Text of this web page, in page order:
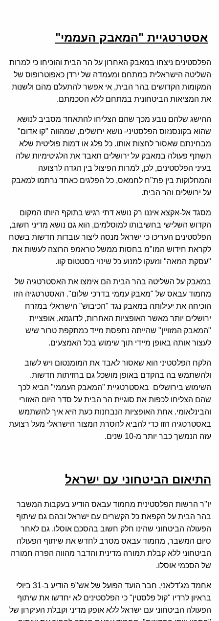
אסטרטגיית "המאבק העממי"
הפלסטינים ניצחו במאבק האחרון על הר הבית והוכיחו כי למרות
השליטה הישראלית במתחם ומעמדה של ירדן כאפוטרופוס של
המקומות הקדושים בהר הבית, אי אפשר להתעלם מהם ולשנות
את המציאות הביטחונית במתחם ללא הסכמתם.
ההישג שלהם נובע מכך שהם הצליחו להתאחד מסביב לנושא
שהוא בקונסנזוס הפלסטיני- נושא ירושלים, שמהווה "קו אדום"
מבחינתם שאסור לחצות אותו. כל פלג או דמות פוליטית שלא
תשתף פעולה במאבק על ירושלים תאבד את הלגיטימיות שלה
בעיני הפלסטינים, לכן, למרות הפיצול בין הגדה לרצועה
והמחלוקות בין פת"ח לחמאס, כל הפלגים כאחד נרתמו למאבק
על ירושלים והר הבית.
מסגד אל-אקצא איננו רק נושא דתי רגיש בתוקף היותו המקום
הקדוש השלישי בחשיבותו למוסלמים, הוא גם נושא מדיני חשוב,
הפלסטינים העריכו כי ישראל מנסה ליצור עובדות חדשות בשטח
לקראת חידוש המו"מ בחסות ממשל טראמפ הרוצה לעשות את
"עסקת המאה" ונזעקו למנוע כל שינוי בסטטוס קוו.
במאבק על השליטה בהר הבית הם אימצו את האסטרטגיה של
מחמוד עבאס של "מאבק עממי בדרכי שלום". האסטרטגיה הזו
הוכיחה את יעילותה במאבק נגד "הכיבוש" הישראלי במזרח
ירושלים יותר מאשר האופציות האחרות, לדוגמא, אופציית
"המאבק המזויין" שהייתה נתפסת מייד כמתקפת טרור שיש
לעצור אותה באופן מיידי תוך שימוש בכל האמצעים.
הלקח הפלסטיני הוא שאסור לאבד את המומנטום ויש לשוב
ולהשתמש בה בהקדם באופן מושכל גם בחזיתות חדשות.
השימוש בירושלים באסטרטגיית "המאבק העממי" הביא לכך
שהם הצליחו לכפות את סוגיית הר הבית על סדר היום האזורי
והבינלאומי. אחת האופציות הנבחנות כעת היא איך להשתמש
באסטרטגיה הזו כדי להביא להסרת המצור הישראלי מעל רצועת
עזה הנמשך כבר יותר מ-10 שנים.
התיאום הביטחוני עם ישראל
יו"ר הרשות הפלסטינית מחמוד עבאס הודיע בעקבות המשבר
בהר הבית על הקפאת כל הקשרים עם ישראל ובהם גם שיתוף
הפעולה הביטחוני שהינו חלק חשוב בהסכם אוסלו. גם לאחר
סיום המשבר, מחמוד עבאס מסרב לחדש את שיתוף הפעולה
הביטחוני ללא קבלת תמורה מדינית והדבר מהווה הפרה חמורה
של הסכמי אוסלו.
אחמד מג'דלאני, חבר הועד הפועל של אש"פ הודיע ב-31 ביולי
בראיון לרדיו "קול פלסטין" כי הפלסטינים לא יחדשו את שיתוף
הפעולה הביטחוני עם ישראל ללא אופק מדיני וקבלת העיקרון של